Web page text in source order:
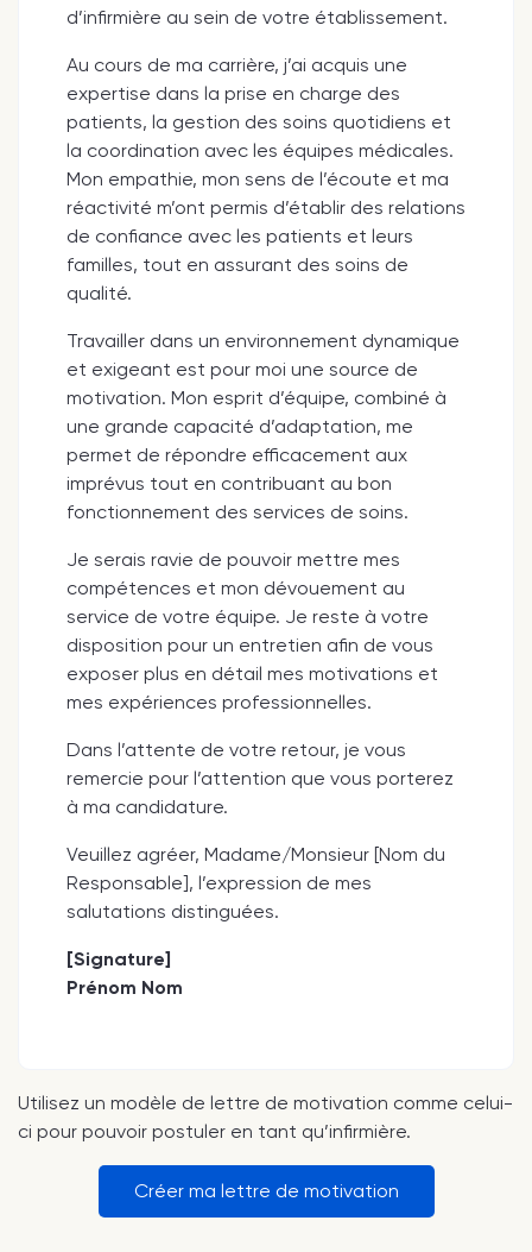
d’infirmière au sein de votre établissement.
Au cours de ma carrière, j’ai acquis une
expertise dans la prise en charge des
patients, la gestion des soins quotidiens et
la coordination avec les équipes médicales.
Mon empathie, mon sens de l’écoute et ma
réactivité m’ont permis d’établir des relations
de confiance avec les patients et leurs
familles, tout en assurant des soins de
qualité.
Travailler dans un environnement dynamique
et exigeant est pour moi une source de
motivation. Mon esprit d’équipe, combiné à
une grande capacité d’adaptation, me
permet de répondre efficacement aux
imprévus tout en contribuant au bon
fonctionnement des services de soins.
Je serais ravie de pouvoir mettre mes
compétences et mon dévouement au
service de votre équipe. Je reste à votre
disposition pour un entretien afin de vous
exposer plus en détail mes motivations et
mes expériences professionnelles.
Dans l’attente de votre retour, je vous
remercie pour l’attention que vous porterez
à ma candidature.
Veuillez agréer, Madame/Monsieur [Nom du
Responsable], l’expression de mes
salutations distinguées.
[Signature]
Prénom Nom
Utilisez un modèle de lettre de motivation comme celui-
ci pour pouvoir postuler en tant qu’infirmière.
Créer ma lettre de motivation